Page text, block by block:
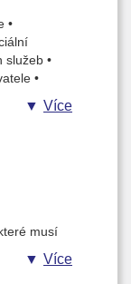
•
služeb •
•
práv a
a
Více
musí
se
Více